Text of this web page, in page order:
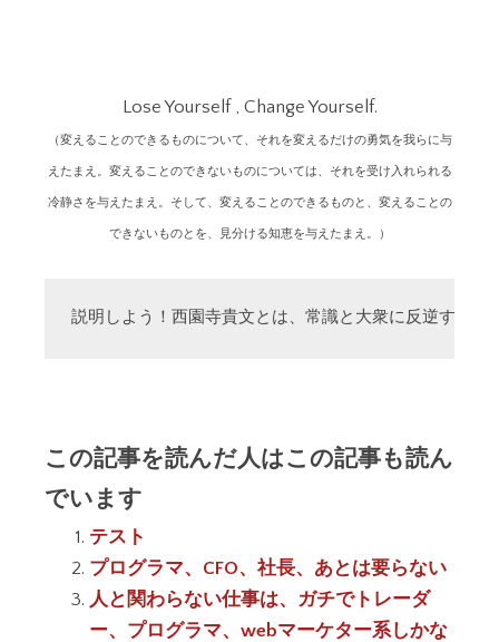
Lose Yourself , Change Yourself.
（変えることのできるものについて、それを変えるだけの勇気を我らに与
えたまえ。変えることのできないものについては、それを受け入れられる
冷静さを与えたまえ。そして、変えることのできるものと、変えることの
できないものとを、見分ける知恵を与えたまえ。）
説明しよう！西園寺貴文とは、常識と大衆に反逆する
この記事を読んだ人はこの記事も読ん
でいます
テスト
プログラマ、CFO、社長、あとは要らない
人と関わらない仕事は、ガチでトレーダ
ー、プログラマ、webマーケター系しかな